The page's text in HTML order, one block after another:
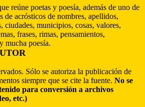
reúne poetas y poesía, además de uno de
de acrósticos de nombres, apellidos,
ciudades, municipios, cosas, valores,
frases, rimas, pensamientos,
mucha poesía.
Sólo se autoriza la publicación de
siempre que se cite la fuente. No se
para conversión a archivos
etc.)